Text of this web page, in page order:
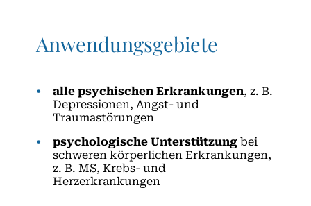
Anwendungs­gebiete
alle psychischen Erkrankungen, z. B.
Depressionen, Angst- und
Traumastörungen
psychologische Unterstützung bei
schweren körperlichen Erkrankungen,
z. B. MS, Krebs- und
Herzerkrankungen